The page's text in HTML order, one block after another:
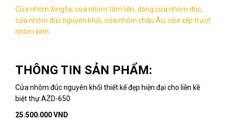
Cửa nhôm Xingfa, cửa nhôm tấm liền, dòng cửa nhôm đúc,
cửa nhôm đúc nguyên khối, cửa nhôm châu Âu, cửa xếp trượt
nhôm kính..
THÔNG TIN SẢN PHẨM:
Cửa nhôm đúc nguyên khối thiết kế đẹp hiện đại cho liền kề
biệt thự AZD-650
25.500.000 VND